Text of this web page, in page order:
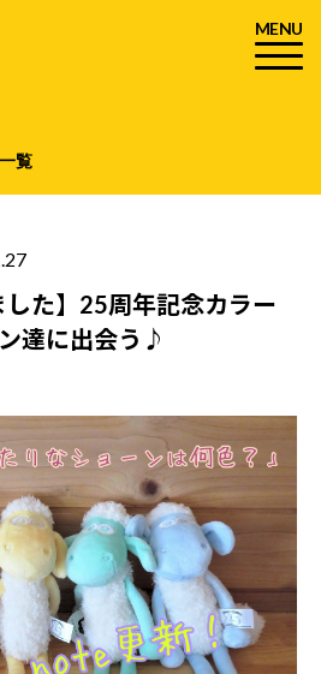
MENU
覧
した】25周年記念カラー
達に出会う♪